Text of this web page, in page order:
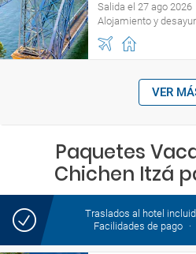
Salida el 27 ago 2026
Alojamiento y
VER
Paquetes
Chichen Itzá
Traslados al hotel
Facilidades de pago